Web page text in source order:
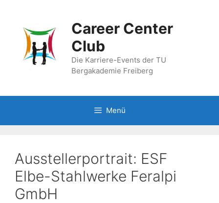
springen
Career Center
Club
Die Karriere-Events der TU
Bergakademie Freiberg
Menü
Ausstellerportrait: ESF
Elbe-Stahlwerke Feralpi
GmbH